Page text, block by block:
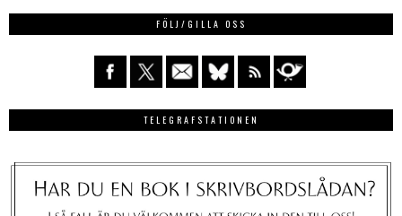
FÖLJ/GILLA OSS
TELEGRAFSTATIONEN